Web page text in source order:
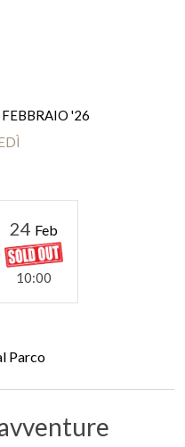
FEBBRAIO '26
24 Feb
10:00
Parco